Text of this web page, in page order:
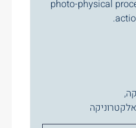
photo-physical
,